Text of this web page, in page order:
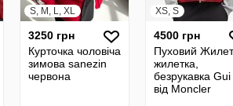
S, M, L, XL
3250 грн
Курточка чоловіча
зимова sanezin
червона
XS, S
4500 грн
Пуховий
жилетка,
безрукавка Gui
від Moncler